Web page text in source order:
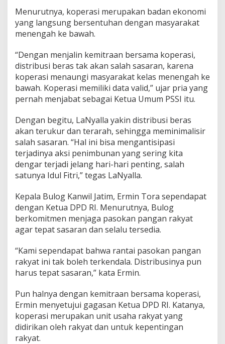
l
a
n
g
e
b
a
r
a
n
Menurutnya, koperasi merupakan badan ekonomi
yang langsung bersentuhan dengan masyarakat
menengah ke bawah.
“Dengan menjalin kemitraan bersama koperasi,
distribusi beras tak akan salah sasaran, karena
koperasi menaungi masyarakat kelas menengah ke
bawah. Koperasi memiliki data valid,” ujar pria yang
pernah menjabat sebagai Ketua Umum PSSI itu.
Dengan begitu, LaNyalla yakin distribusi beras
akan terukur dan terarah, sehingga meminimalisir
salah sasaran. “Hal ini bisa mengantisipasi
terjadinya aksi penimbunan yang sering kita
dengar terjadi jelang hari-hari penting, salah
satunya Idul Fitri,” tegas LaNyalla.
Kepala Bulog Kanwil Jatim, Ermin Tora sependapat
dengan Ketua DPD RI. Menurutnya, Bulog
berkomitmen menjaga pasokan pangan rakyat
agar tepat sasaran dan selalu tersedia.
“Kami sependapat bahwa rantai pasokan pangan
rakyat ini tak boleh terkendala. Distribusinya pun
harus tepat sasaran,” kata Ermin.
Pun halnya dengan kemitraan bersama koperasi,
Ermin menyetujui gagasan Ketua DPD RI. Katanya,
koperasi merupakan unit usaha rakyat yang
didirikan oleh rakyat dan untuk kepentingan
rakyat.